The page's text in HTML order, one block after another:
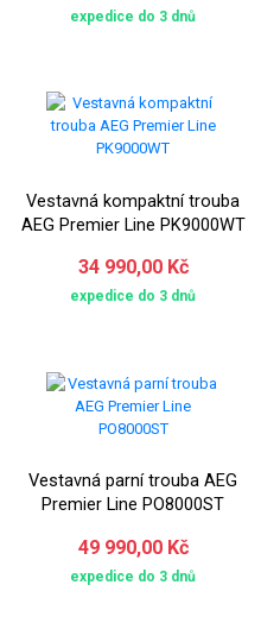
expedice do 3 dnů
Vestavná kompaktní trouba
AEG Premier Line PK9000WT
34 990,00 Kč
expedice do 3 dnů
Vestavná parní trouba AEG
Premier Line PO8000ST
49 990,00 Kč
expedice do 3 dnů